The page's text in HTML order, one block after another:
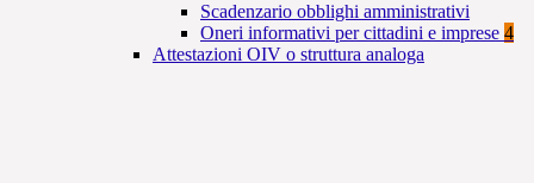
Scadenzario obblighi amministrativi
Oneri informativi per cittadini e imprese 4
Attestazioni OIV o struttura analoga